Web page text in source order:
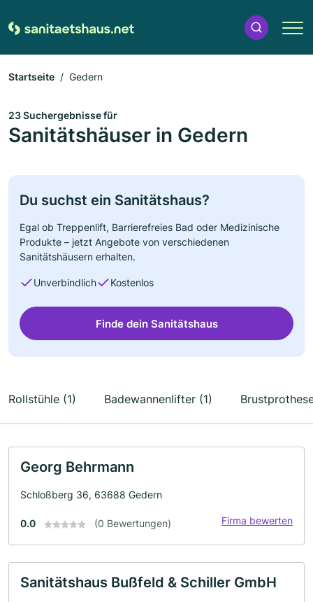
Startseite Gedern
23 Suchergebnisse für
Sanitätshäuser in Gedern
Du suchst ein Sanitätshaus?
Egal ob Treppenlift, Barrierefreies Bad oder Medizinische
Produkte – jetzt Angebote von verschiedenen
Sanitätshäusern erhalten.
Unverbindlich Kostenlos
Finde dein Sanitätshaus
Rollstühle (1) Badewannenlifter (1)
Georg Behrmann
Schloßberg 36, 63688 Gedern
0.0 (0 Bewertungen) Firma bewerten
Sanitätshaus Bußfeld & Schiller GmbH